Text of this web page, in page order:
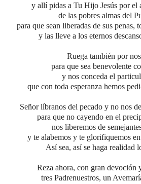
y allí pidas a Tu Hijo Jesús por el
de las pobres almas del
para que sean liberadas de sus penas,
y las lleve a los eternos
Ruega también por
para que sea benevolente
y nos conceda el
que con toda esperanza hemos
Señor líbranos del pecado y no nos
para que no cayendo en el
nos liberemos de
y te alabemos y te glorifiquemos
Así sea, así se haga realidad
Reza ahora, con gran devoción
tres Padrenuestros, un